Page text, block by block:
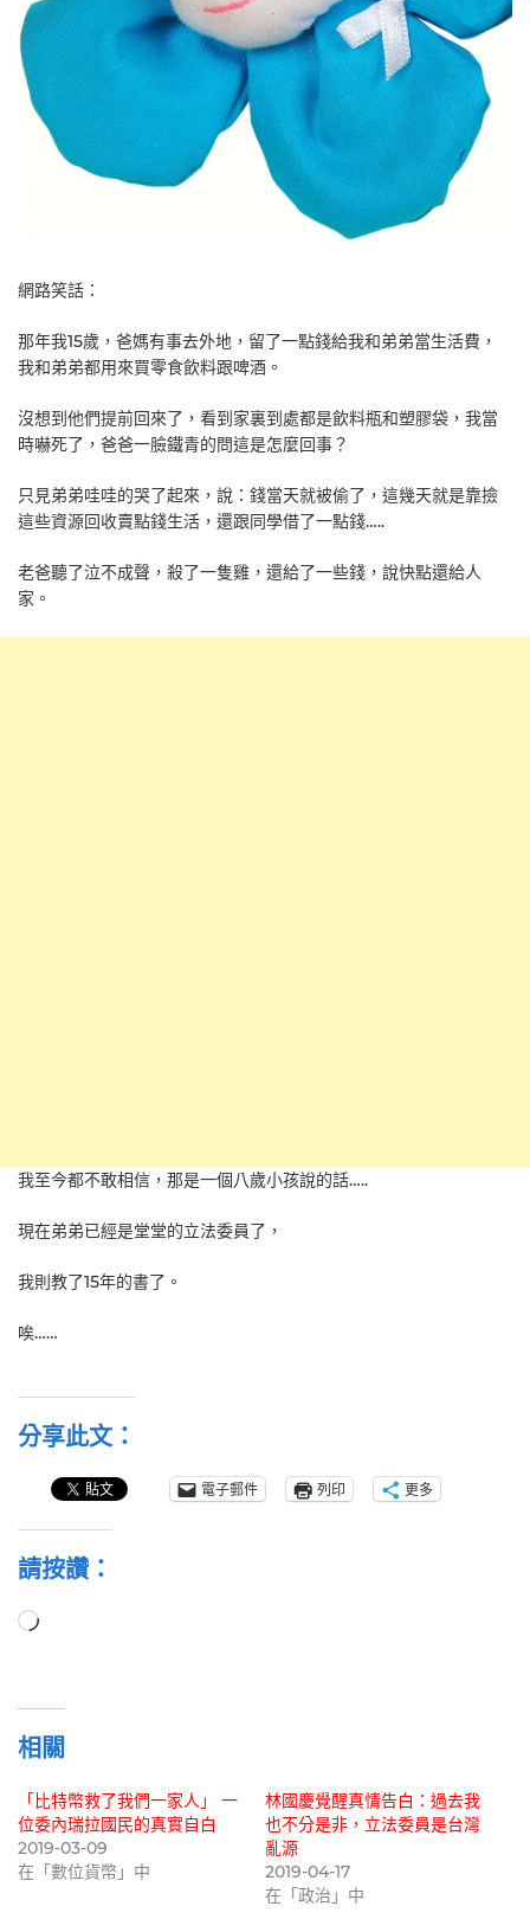
網路笑話：
那年我15歲，爸媽有事去外地，留了一點錢給我和弟弟當生活費，
我和弟弟都用來買零食飲料跟啤酒。
沒想到他們提前回來了，看到家裏到處都是飲料瓶和塑膠袋，我當
時嚇死了，爸爸一臉鐵青的問這是怎麼回事？
只見弟弟哇哇的哭了起來，說：錢當天就被偷了，這幾天就是靠撿
這些資源回收賣點錢生活，還跟同學借了一點錢…..
老爸聽了泣不成聲，殺了一隻雞，還給了一些錢，說快點還給人
家。
我至今都不敢相信，那是一個八歲小孩說的話…..
現在弟弟已經是堂堂的立法委員了，
我則教了15年的書了。
唉……
分享此文：
電子郵件 列印 更多
請按讚：
正
相關
「比特幣救了我們一家人」 一
位委內瑞拉國民的真實自白
2019-03-09
在「數位貨幣」中
林國慶覺醒真情告白：過去我
也不分是非，立法委員是台灣
亂源
2019-04-17
在「政治」中